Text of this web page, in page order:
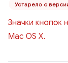
Устарело с
Значки кнопок
Mac OS X.